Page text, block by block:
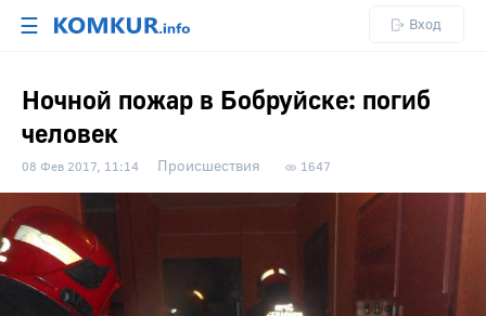
☰ Вход
Ночной пожар в Бобруйске: погиб
человек
08 Фев 2017, 11:14 Происшествия 1647